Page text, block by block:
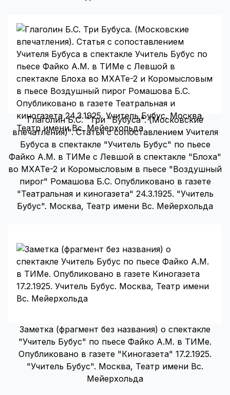
Глаголин Б.С. "Три "Бубуса". (Московские
впечатления)". Статья с сопоставлением Учителя
Бубуса в спектакле "Учитель Бубус" по пьесе
Файко А.М. в ТИМе с Левшой в спектакле "Блоха"
во МХАТе-2 и Коромысловым в пьесе "Воздушный
пирог" Ромашова Б.С. Опубликовано в газете
"Театральная и киногазета" 24.3.1925. "Учитель
Бубус". Москва, Театр имени Вс. Мейерхольда
Заметка (фрагмент без названия) о спектакле
"Учитель Бубус" по пьесе Файко А.М. в ТИМе.
Опубликовано в газете "Киногазета" 17.2.1925.
"Учитель Бубус". Москва, Театр имени Вс.
Мейерхольда